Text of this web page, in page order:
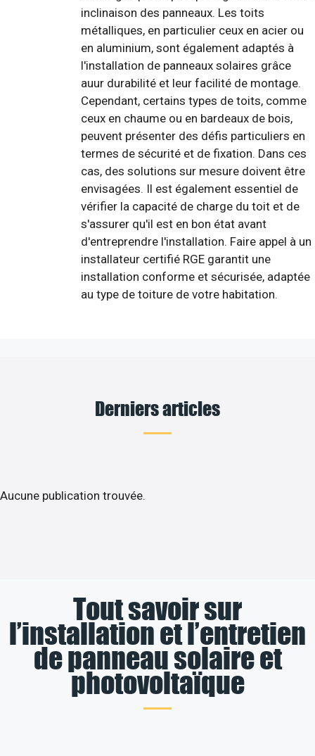
inclinaison des panneaux. Les toits
métalliques, en particulier ceux en acier ou
en aluminium, sont également adaptés à
l'installation de panneaux solaires grâce
auur durabilité et leur facilité de montage.
Cependant, certains types de toits, comme
ceux en chaume ou en bardeaux de bois,
peuvent présenter des défis particuliers en
termes de sécurité et de fixation. Dans ces
cas, des solutions sur mesure doivent être
envisagées. Il est également essentiel de
vérifier la capacité de charge du toit et de
s'assurer qu'il est en bon état avant
d'entreprendre l'installation. Faire appel à un
installateur certifié RGE garantit une
installation conforme et sécurisée, adaptée
au type de toiture de votre habitation.
Derniers articles
Aucune publication trouvée.
Tout savoir sur
l’installation et l’entretien
de panneau solaire et
photovoltaïque